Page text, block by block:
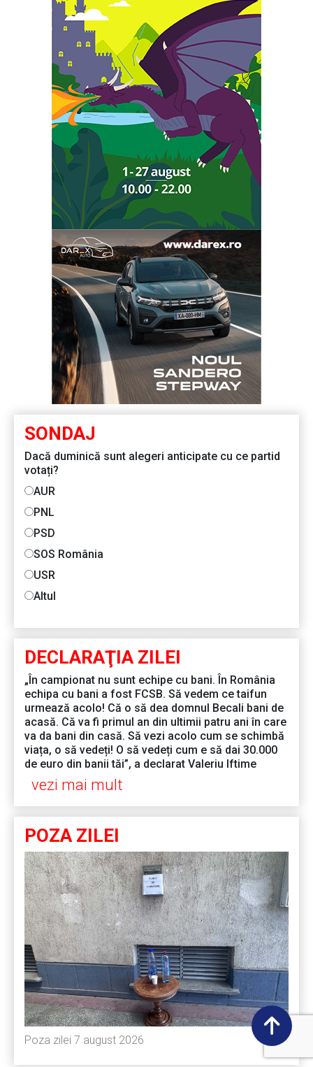
SONDAJ
Dacă duminică sunt alegeri anticipate cu ce partid
votați?
AUR
PNL
PSD
SOS România
USR
Altul
DECLARAŢIA ZILEI
„În campionat nu sunt echipe cu bani. În România
echipa cu bani a fost FCSB. Să vedem ce taifun
urmează acolo! Că o să dea domnul Becali bani de
acasă. Că va fi primul an din ultimii patru ani în care
va da bani din casă. Să vezi acolo cum se schimbă
viața, o să vedeți! O să vedeți cum e să dai 30.000
de euro din banii tăi”, a declarat Valeriu Iftime
vezi mai mult
POZA ZILEI
Poza zilei 7 august 2026